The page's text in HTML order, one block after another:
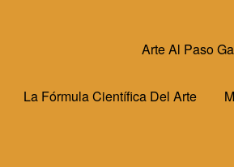
Arte Al Paso
La Fórmula Científica Del Arte